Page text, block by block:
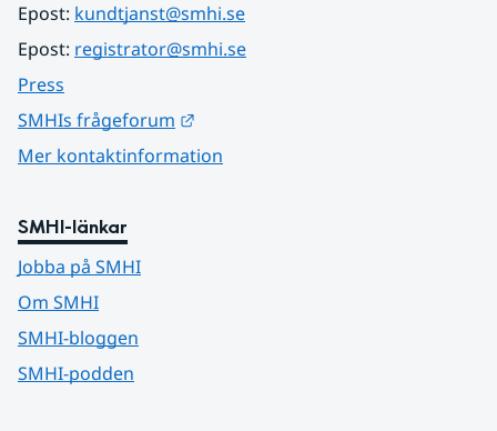
Epost: kundtjanst@smhi.se
Epost: registrator@smhi.se
Press
SMHIs frågeforum
Mer kontaktinformation
SMHI-länkar
Jobba på SMHI
Om SMHI
SMHI-bloggen
SMHI-podden